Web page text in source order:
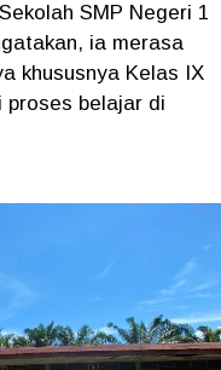
SMP Negeri 1
ia merasa
khususnya Kelas IX
proses belajar di